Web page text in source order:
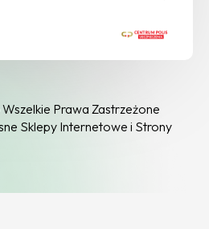
Prawa Zastrzeżone
Sklepy Internetowe i Strony